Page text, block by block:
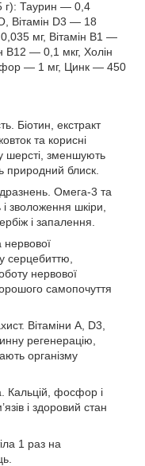
г): Таурин — 0,4
Вітамін D3 — 18
мг, Вітамін B1 —
B12 — 0,1 мкг, Холін
— 1 мг, Цинк — 450
Біотин, екстракт
та корисні
шерсті, зменшують
природний блиск.
Омега-3 та
зволоження шкіри,
і запалення.
нервової
серцебиттю,
нервової
самопочуття
Вітаміни A, D3,
регенерацію,
організму
Кальцій, фосфор і
і здоровий стан
1 раз на